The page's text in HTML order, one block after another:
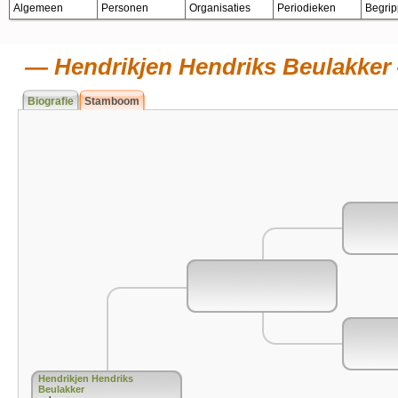
Algemeen Personen Organisaties Periodieken
Hendrikjen Hendriks Beulakker
Biografie Stamboom
Hendrikjen Hendriks
Beulakker